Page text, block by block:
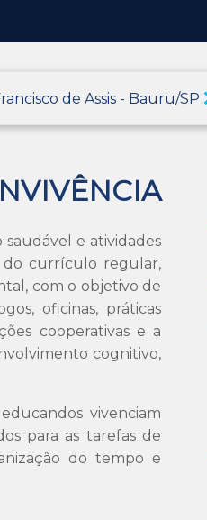
de Assis - Bauru/SP
e atividades
do currículo regular,
com o objetivo de
oficinas, práticas
cooperativas e a
cognitivo,
vivenciam
para as tarefas de
do tempo e